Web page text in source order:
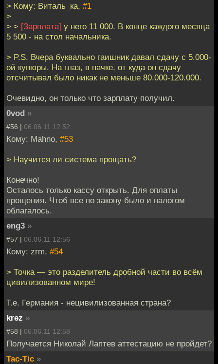
> Кому: Виталь_ка, #1
>
> > [Зарплата] у него 11 000. В конце каждого месяца
5 500 - на стол начальника.
> P.S. Вчера буквально гаишник давал сдачу с 5.000-
ой купюры. На глаз, в пачке, от куда он сдачу
отсчитывал было никак не меньше 80.000-120.000.
Очевидно, он только что зарплату получил.
0vod »
#56 | 06.06.11 12:52
Кому: Mahno, #53
> Научится ли система прощать?
Конечно!
Осталось только кассу открыть. Для оплаты
прощения. Чтоб все по закону было и налогом
облагалось.
eng3 »
#57 | 06.06.11 12:56
Кому: zrm, #54
> Точка — это разделитель дробной части во всём
цивилизованном мире!
Т.е. Германия - нецивилизованная страна?
krez »
#58 | 06.06.11 12:58
Получается Николай Лаптев аттестацию не пройдет?
Tac-Tic »